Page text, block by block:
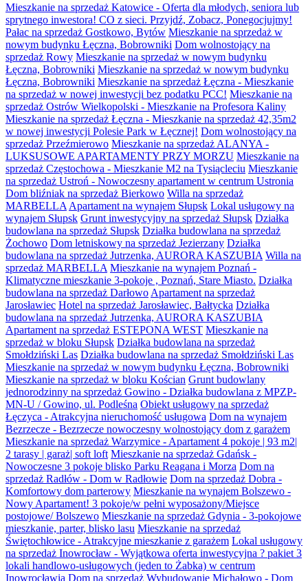
Mieszkanie na sprzedaż Katowice - Oferta dla młodych, seniora lub
sprytnego inwestora! CO z sieci. Przyjdź, Zobacz, Ponegocjujmy!
Pałac na sprzedaż Gostkowo, Bytów Mieszkanie na sprzedaż w
nowym budynku Łęczna, Bobrowniki Dom wolnostojący na
sprzedaż Rowy Mieszkanie na sprzedaż w nowym budynku
Łęczna, Bobrowniki Mieszkanie na sprzedaż w nowym budynku
Łęczna, Bobrowniki Mieszkanie na sprzedaż Łęczna - Mieszkanie
na sprzedaż w nowej inwestycji bez podatku PCC! Mieszkanie na
sprzedaż Ostrów Wielkopolski - Mieszkanie na Profesora Kaliny
Mieszkanie na sprzedaż Łęczna - Mieszkanie na sprzedaż 42,35m2
w nowej inwestycji Polesie Park w Łęcznej! Dom wolnostojący na
sprzedaż Przeźmierowo Mieszkanie na sprzedaż ALANYA -
LUKSUSOWE APARTAMENTY PRZY MORZU Mieszkanie na
sprzedaż Częstochowa - Mieszkanie M2 na Tysiącleciu Mieszkanie
na sprzedaż Ustroń - Nowoczesny apartament w centrum Ustronia
Dom bliźniak na sprzedaż Bierkowo Willa na sprzedaż
MARBELLA Apartament na wynajem Słupsk Lokal usługowy na
wynajem Słupsk Grunt inwestycyjny na sprzedaż Słupsk Działka
budowlana na sprzedaż Słupsk Działka budowlana na sprzedaż
Żochowo Dom letniskowy na sprzedaż Jezierzany Działka
budowlana na sprzedaż Jutrzenka, AURORA KASZUBIA Willa na
sprzedaż MARBELLA Mieszkanie na wynajem Poznań -
Klimatyczne mieszkanie 3-pokoje , Poznań, Stare Miasto. Działka
budowlana na sprzedaż Darłowo Apartament na sprzedaż
Jarosławiec Hotel na sprzedaż Jarosławiec, Bałtycka Działka
budowlana na sprzedaż Jutrzenka, AURORA KASZUBIA
Apartament na sprzedaż ESTEPONA WEST Mieszkanie na
sprzedaż w bloku Słupsk Działka budowlana na sprzedaż
Smołdziński Las Działka budowlana na sprzedaż Smołdziński Las
Mieszkanie na sprzedaż w nowym budynku Łęczna, Bobrowniki
Mieszkanie na sprzedaż w bloku Kościan Grunt budowlany
jednorodzinny na sprzedaż Gowino - Działka budowlana z MPZP-
MN-U / Gowino, ul. Podleśna Obiekt usługowy na sprzedaż
Łęczyca - Atrakcyjna nieruchomość usługowa Dom na wynajem
Bezrzecze - Bezrzecze nowoczesny wolnostojący dom z garażem
Mieszkanie na sprzedaż Warzymice - Apartament 4 pokoje | 93 m2|
2 tarasy | garaż| soft loft Mieszkanie na sprzedaż Gdańsk -
Nowoczesne 3 pokoje blisko Parku Reagana i Morza Dom na
sprzedaż Radłów - Dom w Radłowie Dom na sprzedaż Dobra -
Komfortowy dom parterowy Mieszkanie na wynajem Bolszewo -
Nowy Apartament! 3 pokoje/w pełni wyposażony/Miejsce
postojowe/ Bolszewo Mieszkanie na sprzedaż Gdynia - 3-pokojowe
mieszkanie, parter, blisko lasu Mieszkanie na sprzedaż
Świętochłowice - Atrakcyjne mieszkanie z garażem Lokal usługowy
na sprzedaż Inowrocław - Wyjątkowa oferta inwestycyjna ? pakiet 3
lokali handlowo-usługowych (jeden to Żabka) w centrum
Inowrocławia Dom na sprzedaż Wybudowanie Michałowo - Dom